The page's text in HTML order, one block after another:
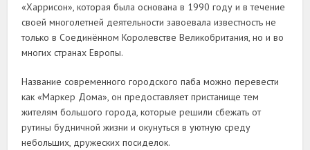
«Харрисон», которая была основана в 1990 году и в течение
своей многолетней деятельности завоевала известность не
только в Соединённом Королевстве Великобритания, но и во
многих странах Европы.
Название современного городского паба можно перевести
как «Маркер Дома», он предоставляет пристанище тем
жителям большого города, которые решили сбежать от
рутины будничной жизни и окунуться в уютную среду
небольших, дружеских посиделок.